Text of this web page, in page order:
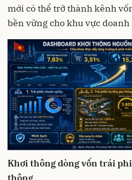
mới có thể trở thành kênh
bền vững cho khu vực doanh
Khơi thông dòng vốn trái